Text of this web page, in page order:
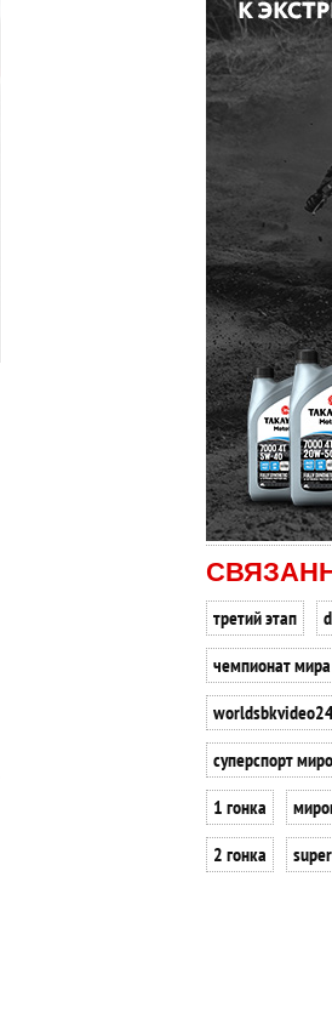
третий этап
чемпионат мира
суперспорт
1 гонка
2 гонка